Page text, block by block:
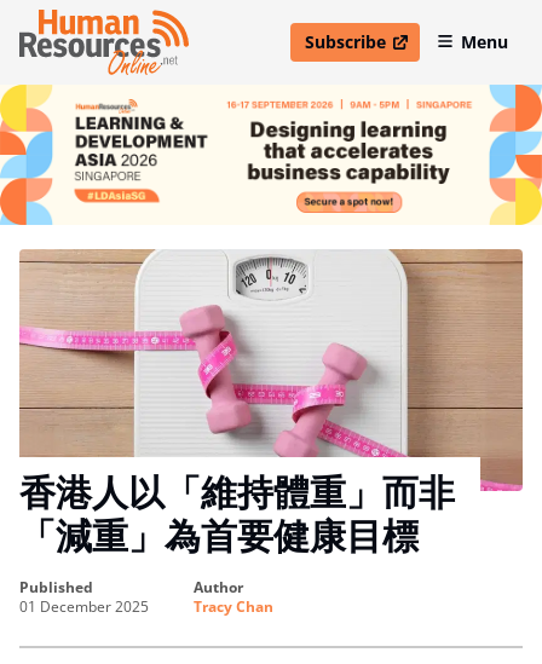
Subscribe
open in new windowMenu
香港人以「維持體重」而非
「減重」為首要健康目標
published
01 December 2025
author
Tracy Chan